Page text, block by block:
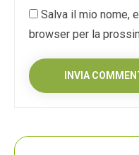
Salva il mio nome,
browser per la